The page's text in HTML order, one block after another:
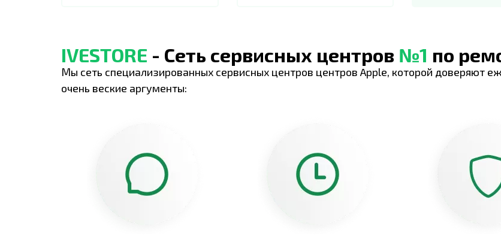
IVESTORE - Сеть сервисных центров №1 по
Мы сеть специализированных сервисных центров центров Apple, которой доверяют
очень веские аргументы: